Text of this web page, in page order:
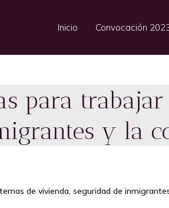
Inicio Convocación
para
y la
de vivienda, seguridad de